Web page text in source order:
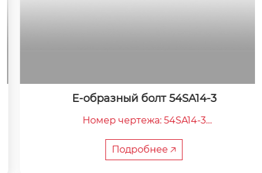
E-образный болт 54SA14-3
Номер чертежа: 54SA14-3
Расстояние между центрами: 175 мм
Вес: 5,5 кг
Подробнее 🡥